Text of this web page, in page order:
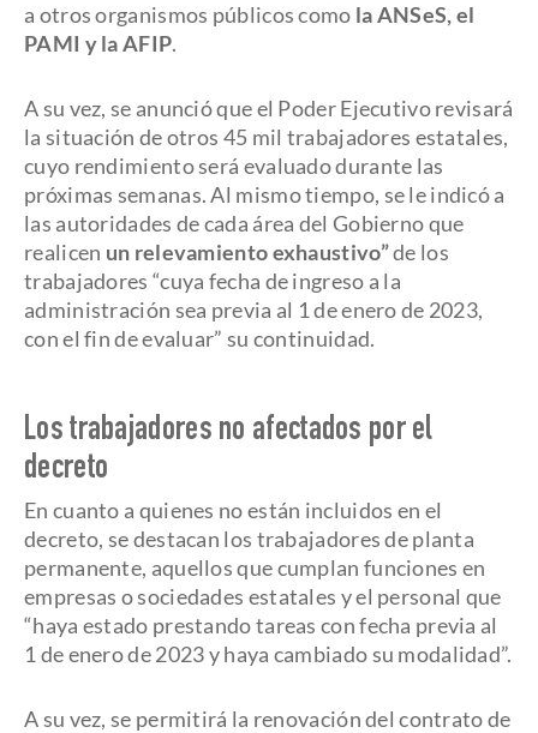
a otros organismos públicos como la ANSeS, el
PAMI y la AFIP.
A su vez, se anunció que el Poder Ejecutivo revisará
la situación de otros 45 mil trabajadores estatales,
cuyo rendimiento será evaluado durante las
próximas semanas. Al mismo tiempo, se le indicó a
las autoridades de cada área del Gobierno que
realicen un relevamiento exhaustivo”de los
trabajadores “cuya fecha de ingreso a la
administración sea previa al 1 de enero de 2023,
con el fin de evaluar” su continuidad.
Los trabajadores no afectados por el
decreto
En cuanto a quienes no están incluidos en el
decreto, se destacan los trabajadores de planta
permanente, aquellos que cumplan funciones en
empresas o sociedades estatales y el personal que
“haya estado prestando tareas con fecha previa al
1 de enero de 2023 y haya cambiado su modalidad”.
A su vez, se permitirá la renovación del contrato de